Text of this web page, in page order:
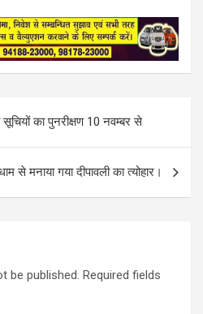
का पुनरीक्षण 10 नवम्बर से
से मनाया गया दीपावली का त्योहार।
be published. Required fields